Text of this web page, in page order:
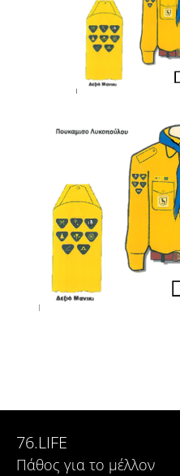
76.LIFE
Πάθος για το μέλλον